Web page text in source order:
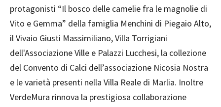
protagonisti “Il bosco delle camelie fra le magnolie di
Vito e Gemma” della famiglia Menchini di Piegaio Alto,
il Vivaio Giusti Massimiliano, Villa Torrigiani
dell'Associazione Ville e Palazzi Lucchesi, la collezione
del Convento di Calci dell’associazione Nicosia Nostra
e le varietà presenti nella Villa Reale di Marlia. Inoltre
VerdeMura rinnova la prestigiosa collaborazione